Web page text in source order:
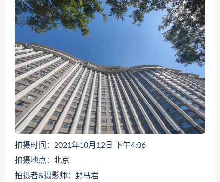
拍摄时间：2021年10月12日 下午4:06
拍摄地点：北京
拍摄者&摄影师：野马君